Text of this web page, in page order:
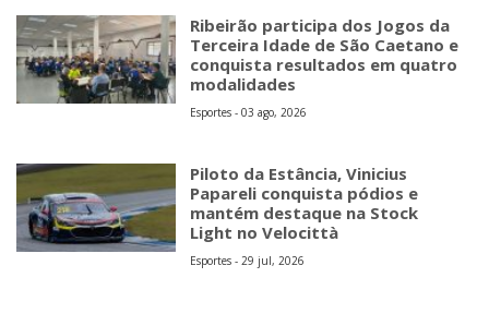
Ribeirão participa dos Jogos da
Terceira Idade de São Caetano e
conquista resultados em quatro
modalidades
Esportes - 03 ago, 2026
Piloto da Estância, Vinicius
Papareli conquista pódios e
mantém destaque na Stock
Light no Velocittà
Esportes - 29 jul, 2026